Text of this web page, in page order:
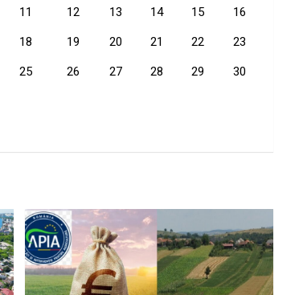
11 12 13 14 15 16
18 19 20 21 22 23
25 26 27 28 29 30